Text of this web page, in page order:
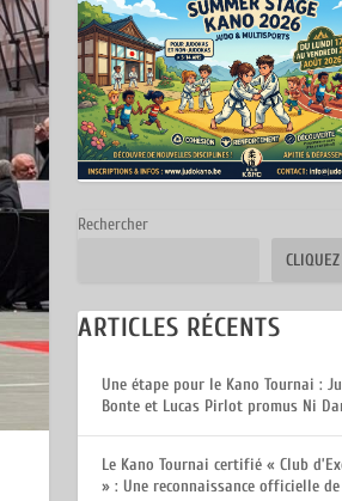
Rechercher
ARTICLES RÉCENTS
Une étape pour le Kano Tournai :
Bonte et Lucas Pirlot promus Ni
Le Kano Tournai certifié « Club
» : Une reconnaissance officielle